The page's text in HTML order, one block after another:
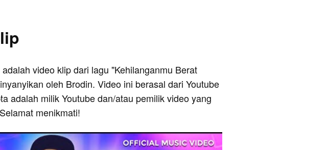
video klip dari lagu "Kehilanganmu Berat
oleh Brodin. Video ini berasal dari Youtube
adalah milik Youtube dan/atau pemilik video yang
menikmati!